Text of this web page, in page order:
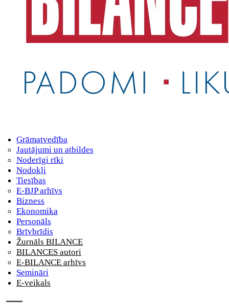
Grāmatvedība
Jautājumi un atbildes
Noderīgi rīki
Nodokļi
Tiesības
E-BJP arhīvs
Bizness
Ekonomika
Personāls
Brīvbrīdis
Žurnāls BILANCE
BILANCES autori
E-BILANCE arhīvs
Semināri
E-veikals